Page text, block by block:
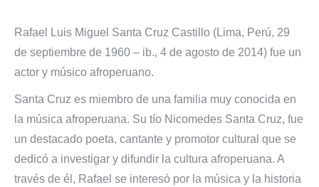
Rafael Luis Miguel Santa Cruz Castillo (Lima, Perú, 29
de septiembre de 1960 – ib., 4 de agosto de 2014) fue un
actor y músico afroperuano.
Santa Cruz es miembro de una familia muy conocida en
la música afroperuana. Su tío Nicomedes Santa Cruz, fue
un destacado poeta, cantante y promotor cultural que se
dedicó a investigar y difundir la cultura afroperuana. A
través de él, Rafael se interesó por la música y la historia